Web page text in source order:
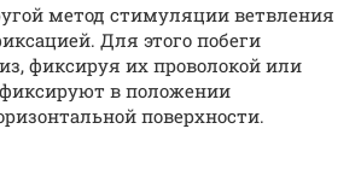
метод стимуляции ветвления
Для этого побеги
фиксируя их проволокой или
в положении
поверхности.